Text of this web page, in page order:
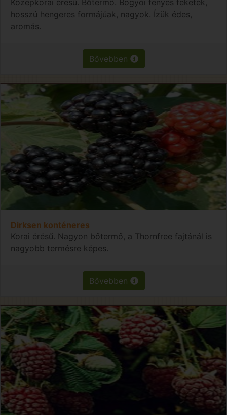
hosszú hengeres formájúak, nagyok. Ízük édes,
aromás.
Bővebben
Dirksen konténeres
Korai érésű. Nagyon bőtermő, a Thornfree fajtánál is
nagyobb termésre képes.
Bővebben